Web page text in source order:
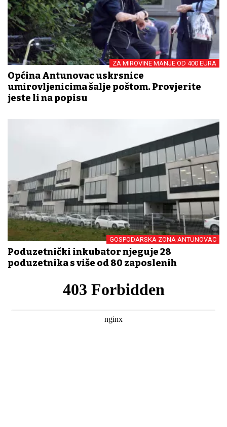
ZA MIROVINE MANJE OD 400 EURA
Općina Antunovac uskrsnice
umirovljenicima šalje poštom. Provjerite
jeste li na popisu
GOSPODARSKA ZONA ANTUNOVAC
Poduzetnički inkubator njeguje 28
poduzetnika s više od 80 zaposlenih